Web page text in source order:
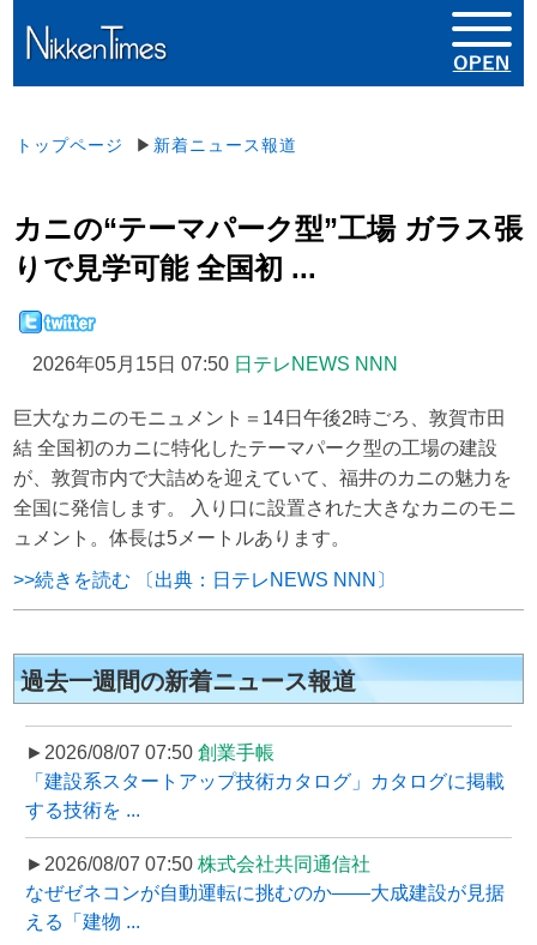
トップページ ▶ 新着ニュース報道
カニの“テーマパーク型”工場 ガラス張
りで見学可能 全国初 ...
2026年05月15日 07:50 日テレNEWS NNN
巨大なカニのモニュメント＝14日午後2時ごろ、敦賀市田
結 全国初のカニに特化したテーマパーク型の工場の建設
が、敦賀市内で大詰めを迎えていて、福井のカニの魅力を
全国に発信します。 入り口に設置された大きなカニのモニ
ュメント。体長は5メートルあります。
>>続きを読む 〔出典：日テレNEWS NNN〕
過去一週間の新着ニュース報道
►2026/08/07 07:50 創業手帳
「建設系スタートアップ技術カタログ」カタログに掲載
する技術を ...
►2026/08/07 07:50 株式会社共同通信社
なぜゼネコンが自動運転に挑むのか――大成建設が見据
える「建物 ...